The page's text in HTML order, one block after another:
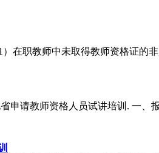
）在职教师中未取得教师资格证的
申请教师资格人员试讲培训. 一